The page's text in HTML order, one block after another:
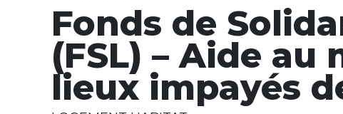
Fonds de
(FSL) – Aide
lieux impayés